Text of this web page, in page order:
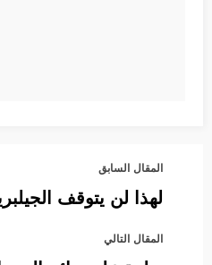
المقال السابق
لهذا لن يتوقف
المقال التالي